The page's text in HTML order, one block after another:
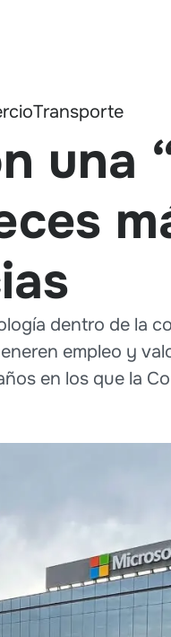
Transporte
una
dentro de la
empleo y
en los que la